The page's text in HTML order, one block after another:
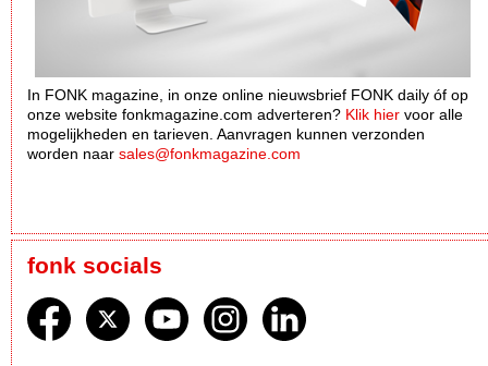
In FONK magazine, in onze online nieuwsbrief FONK daily óf op
onze website fonkmagazine.com adverteren? Klik hier voor alle
mogelijkheden en tarieven. Aanvragen kunnen verzonden
worden naar sales@fonkmagazine.com
fonk socials